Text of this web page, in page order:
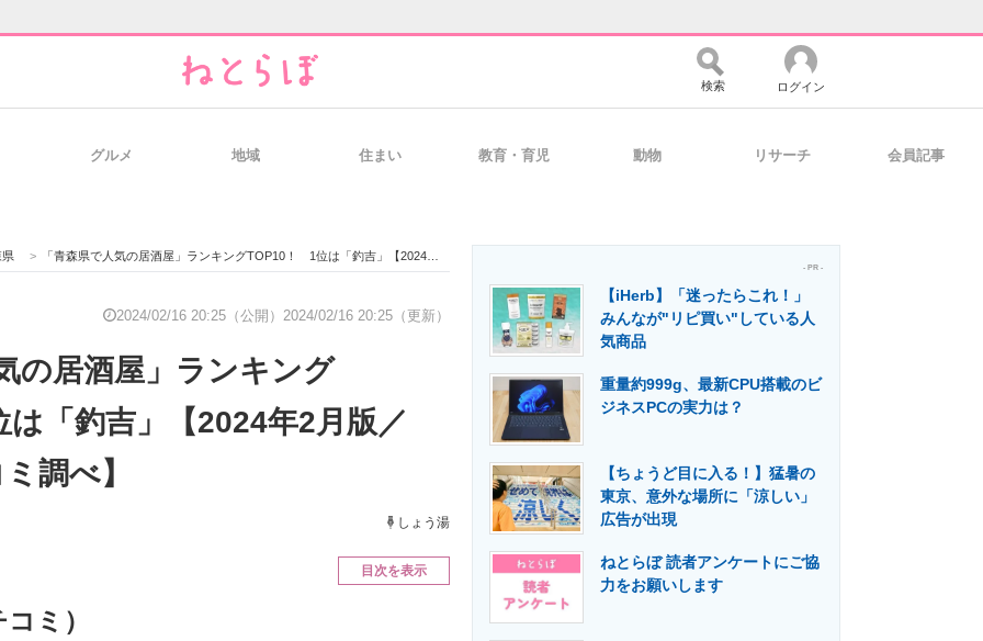
経営リーダーのコミュニティ マーケ×ITの今がよく分かる
IT製品の技術・比較・事例 製造業のIT導入・活用を支援
エネルギーの専門メディア 建設×テクノロジーの最前線
検索 ログイン
グルメ 地域 住まい 教育・育児 動物 リサーチ 会員記事
県 > 「青森県で人気の居酒屋」ランキングTOP10！ 1位は「釣吉」【2024年2月版／Googleクチコミ調べ】
2024/02/16 20:25（公開） 2024/02/16 20:25（更新）
の居酒屋」ランキング
「釣吉」【2024年2月版／
調べ】
しょう湯
目次を表示
ミ）
- PR -
【iHerb】「迷ったらこれ！」
みんなが"リピ買い"している人
気商品
重量約999g、最新CPU搭載のビ
ジネスPCの実力は？
【ちょうど目に入る！】猛暑の
東京、意外な場所に「涼しい」
広告が出現
ねとらぼ 読者アンケートにご協
力をお願いします